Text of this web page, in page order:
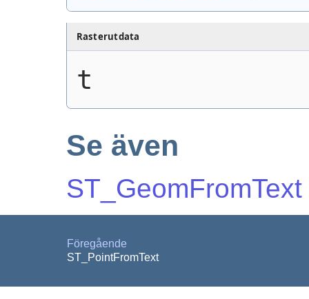
Rasterutdata
t
Se även
ST_GeomFromText
Föregående
ST_PointFromText